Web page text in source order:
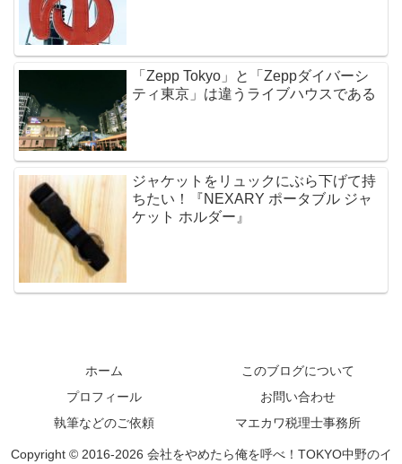
「Zepp Tokyo」と「Zeppダイバーシ
ティ東京」は違うライブハウスである
ジャケットをリュックにぶら下げて持
ちたい！『NEXARY ポータブル ジャ
ケット ホルダー』
ホーム
このブログについて
プロフィール
お問い合わせ
執筆などのご依頼
マエカワ税理士事務所
Copyright © 2016-2026 会社をやめたら俺を呼べ！TOKYO中野のイ